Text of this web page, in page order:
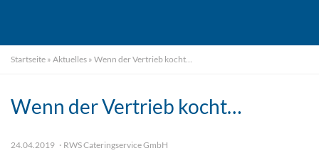
Startseite » Aktuelles » Wenn der Vertrieb kocht…
Wenn der Vertrieb kocht…
24.04.2019 RWS Cateringservice GmbH